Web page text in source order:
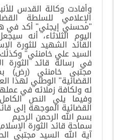
وأفادت وكالة القدس
الإعلامي للسلطة
"محسني إيجئي" أكد في
اليوم الثلاثاء، أنه
القائد الشهيد للثورة
السيد علي خامنئي"
في رسالة قائد الثورة
مجتبى خامنئي (رض)
القضائية" الوطني لهذا
له ولكافة زملائه في
وفيما يلي النص
القضائية الموجهة إلى
بسم الله الرحمن الرحيم
سماحة قائد الثورة
آية الله السيد مجتبى